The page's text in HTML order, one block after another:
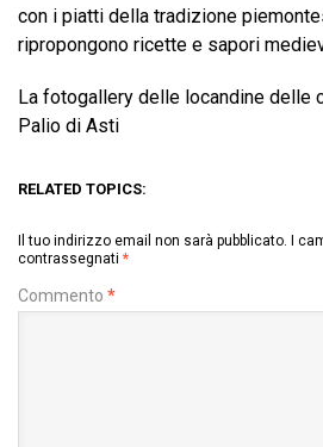
con i piatti della tradizione
ripropongono ricette e sapori
La fotogallery delle locandine delle
Palio di Asti
RELATED TOPICS:
Il tuo indirizzo email non sarà pubblicato. I
contrassegnati *
Commento *